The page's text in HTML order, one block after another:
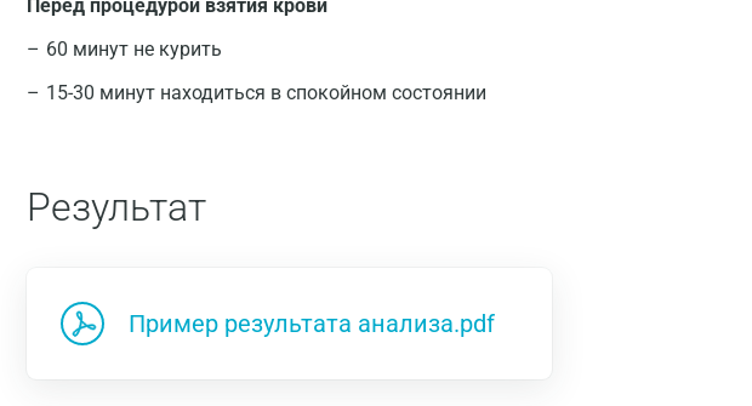
Перед процедурой взятия крови
60 минут не курить
15-30 минут находиться в спокойном состоянии
Результат
Пример результата анализа.pdf